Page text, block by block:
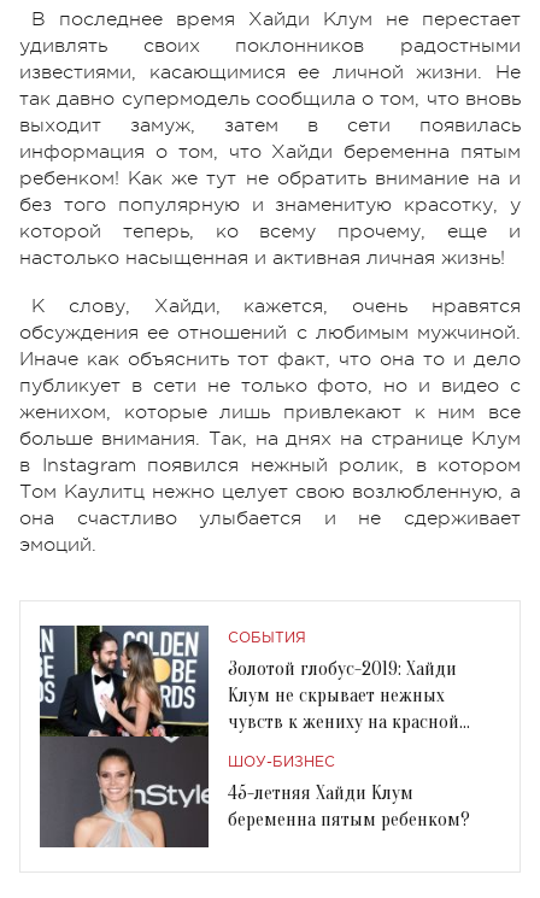
В последнее время Хайди Клум не перестает
удивлять своих поклонников радостными
известиями, касающимися ее личной жизни. Не
так давно супермодель сообщила о том, что вновь
выходит замуж, затем в сети появилась
информация о том, что Хайди беременна пятым
ребенком! Как же тут не обратить внимание на и
без того популярную и знаменитую красотку, у
которой теперь, ко всему прочему, еще и
настолько насыщенная и активная личная жизнь!
К слову, Хайди, кажется, очень нравятся
обсуждения ее отношений с любимым мужчиной.
Иначе как объяснить тот факт, что она то и дело
публикует в сети не только фото, но и видео с
женихом, которые лишь привлекают к ним все
больше внимания. Так, на днях на странице Клум
в Instagram появился нежный ролик, в котором
Том Каулитц нежно целует свою возлюбленную, а
она счастливо улыбается и не сдерживает
эмоций.
СОБЫТИЯ
Золотой глобус-2019: Хайди
Клум не скрывает нежных
чувств к жениху на красной
ШОУ-БИЗНЕС
45-летняя Хайди Клум
беременна пятым ребенком?